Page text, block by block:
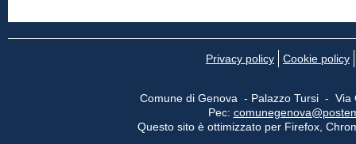
Privacy policy Cookie policy
Comune di Genova - Palazzo Tursi -
Pec:
Questo sito è ottimizzato per Firefox,